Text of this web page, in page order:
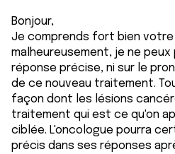
Bonjour,
Je comprends fort bien votre
malheureusement, je ne
réponse précise, ni sur le
de ce nouveau traitement.
façon dont les lésions
traitement qui est ce qu'on
ciblée. L'oncologue pourra
précis dans ses réponses